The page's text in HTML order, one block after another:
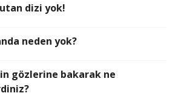
dizi yok!
neden yok?
gözlerine bakarak ne